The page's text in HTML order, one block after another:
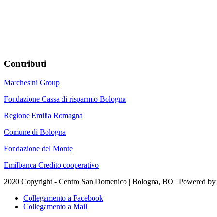
Contributi
Marchesini Group
Fondazione Cassa di risparmio Bologna
Regione Emilia Romagna
Comune di Bologna
Fondazione del Monte
Emilbanca Credito cooperativo
2020 Copyright - Centro San Domenico | Bologna, BO | Powered by
Collegamento a Facebook
Collegamento a Mail